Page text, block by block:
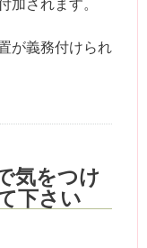
が義務付けられ
気をつけ
下さい